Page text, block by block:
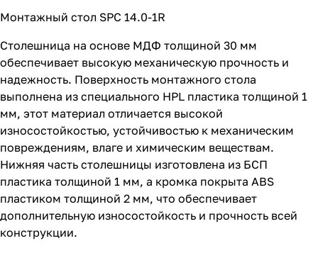
Монтажный стол SPC 14.0-1R
Столешница на основе МДФ толщиной 30 мм
обеспечивает высокую механическую прочность и
надежность. Поверхность монтажного стола
выполнена из специального HPL пластика толщиной 1
мм, этот материал отличается высокой
износостойкостью, устойчивостью к механическим
повреждениям, влаге и химическим веществам.
Нижняя часть столешницы изготовлена из БСП
пластика толщиной 1 мм, а кромка покрыта ABS
пластиком толщиной 2 мм, что обеспечивает
дополнительную износостойкость и прочность всей
конструкции.